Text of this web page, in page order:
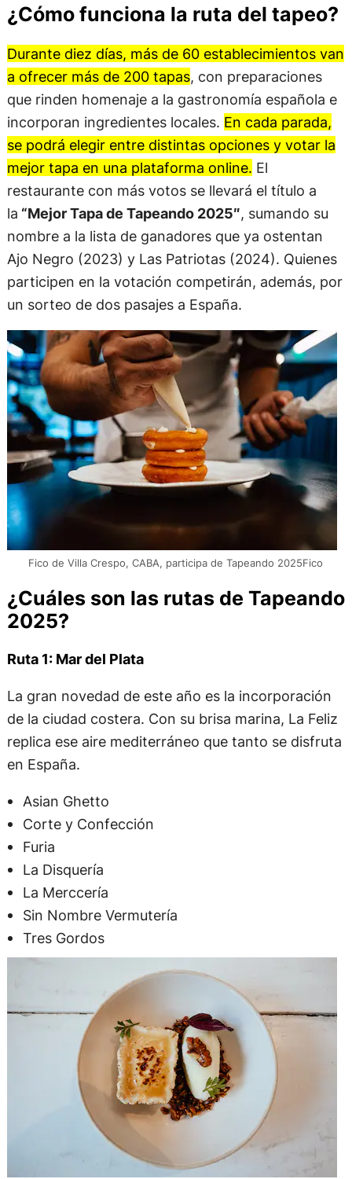
¿Cómo funciona la ruta del tapeo?
Durante diez días, más de 60 establecimientos van
a ofrecer más de 200 tapas, con preparaciones
que rinden homenaje a la gastronomía española e
incorporan ingredientes locales. En cada parada,
se podrá elegir entre distintas opciones y votar la
mejor tapa en una plataforma online. El
restaurante con más votos se llevará el título a
la “Mejor Tapa de Tapeando 2025″, sumando su
nombre a la lista de ganadores que ya ostentan
Ajo Negro (2023) y Las Patriotas (2024). Quienes
participen en la votación competirán, además, por
un sorteo de dos pasajes a España.
Fico de Villa Crespo, CABA, participa de Tapeando 2025Fico
¿Cuáles son las rutas de Tapeando
2025?
Ruta 1: Mar del Plata
La gran novedad de este año es la incorporación
de la ciudad costera. Con su brisa marina, La Feliz
replica ese aire mediterráneo que tanto se disfruta
en España.
Asian Ghetto
Corte y Confección
Furia
La Disquería
La Merccería
Sin Nombre Vermutería
Tres Gordos